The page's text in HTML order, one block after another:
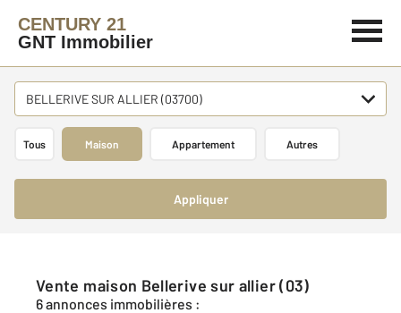
CENTURY 21
GNT Immobilier
BELLERIVE SUR ALLIER (03700)
Tous Maison Appartement Autres
Appliquer
Vente maison Bellerive sur allier (03)
6 annonces immobilières :